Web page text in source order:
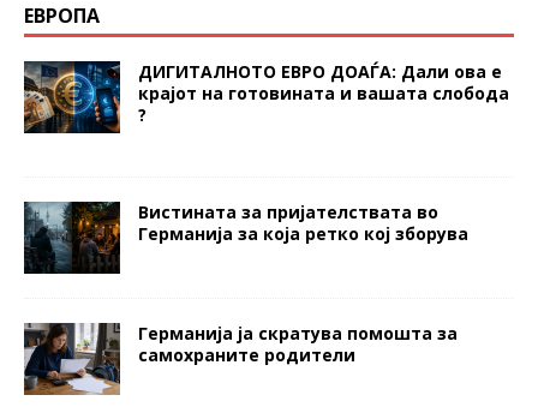
ЕВРОПА
ДИГИТАЛНОТО ЕВРО ДОАЃА: Дали ова е
крајот на готовината и вашата слобода
?
Вистината за пријателствата во
Германија за која ретко кој зборува
Германија ја скратува помошта за
самохраните родители